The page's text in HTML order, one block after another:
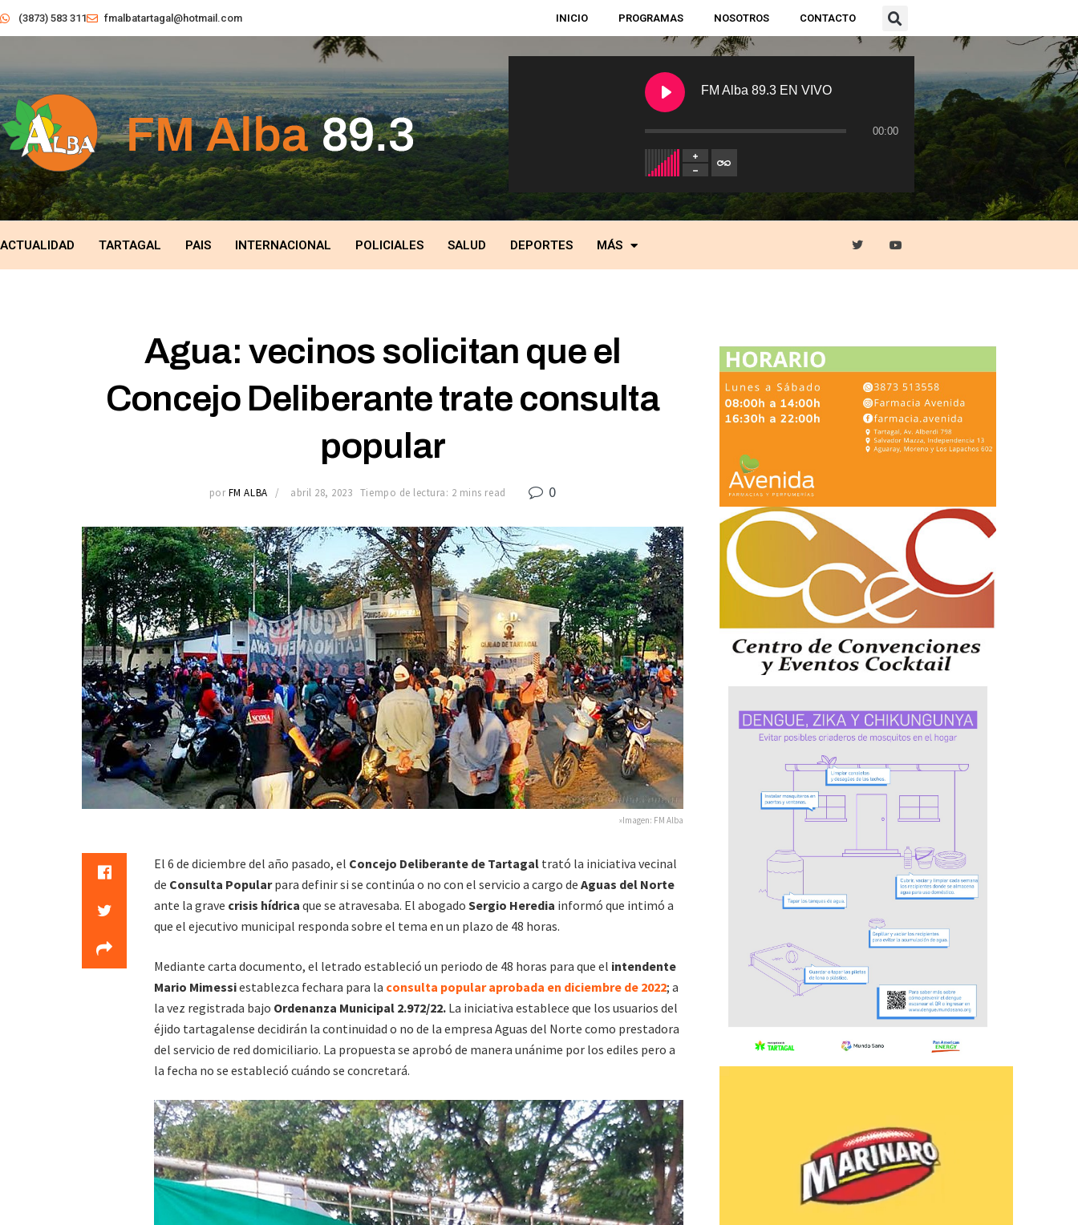
(3873) 583 311 fmalbatartagal@hotmail.com INICIO PROGRAMAS NOSOTROS CONTACTO
FM Alba 89.3 EN VIVO
00:00
ACTUALIDAD TARTAGAL PAIS INTERNACIONAL POLICIALES SALUD DEPORTES MÁS
Agua: vecinos solicitan que el
Concejo Deliberante trate consulta
popular
por FM ALBA abril 28, 2023 Tiempo de lectura: 2 mins read 0
»Imagen: FM Alba
El 6 de diciembre del año pasado, el Concejo Deliberante de Tartagal trató la iniciativa vecinal
de Consulta Popularpara definir si se continúa o no con el servicio a cargo de Aguas del Norte
ante la grave crisis hídrica que se atravesaba. El abogado Sergio Heredia informó que intimó a
que el ejecutivo municipal responda sobre el tema en un plazo de 48 horas.
Mediante carta documento, el letrado estableció un periodo de 48 horas para que el intendente
Mario Mimessiestablezca fechara para la consulta popular aprobada en diciembre de 2022; a
la vez registrada bajo Ordenanza Municipal 2.972/22. La iniciativa establece que los usuarios del
éjido tartagalense decidirán la continuidad o no de la empresa Aguas del Norte como prestadora
del servicio de red domiciliario. La propuesta se aprobó de manera unánime por los ediles pero a
la fecha no se estableció cuándo se concretará.